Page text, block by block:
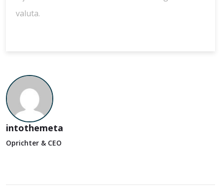
valuta.
intothemeta
Oprichter & CEO